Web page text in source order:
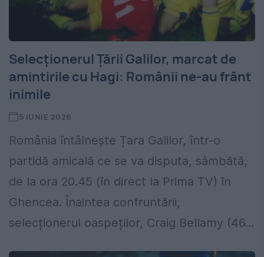
Selecționerul Țării Galilor, marcat de
amintirile cu Hagi: Românii ne-au frânt
inimile
5 IUNIE 2026
România întâlnește Țara Galilor, într-o
partidă amicală ce se va disputa, sâmbătă,
de la ora 20.45 (în direct la Prima TV) în
Ghencea. Înaintea confruntării,
selecționerul oaspeților, Craig Bellamy (46...